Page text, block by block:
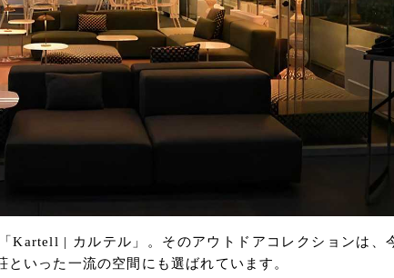
Kartell | カルテル」。そのアウトドアコレクションは、
いった一流の空間にも選ばれています。